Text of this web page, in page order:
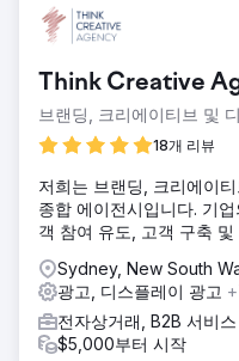
호주의 한 전자상거래 업
광고비를 지출했음에도
Performance Max 캠페인
어력이 제한적이었습니다.
높았고, 예산 배분이 실적
않아 비효율적인 지출과
습니다.
솔루션
심층적인 성과 분석을 통
력임을 확인했습니다. 이
으로 전환했습니다. 캠페
버튼형, 동전형, 충전식 배
습니다. 성과에 따라 예산
카테고리에 더 많은 투자를
Think Creative
브랜딩, 크리에이티브 및
18개 리뷰
저희는 브랜딩, 크리에이
종합 에이전시입니다. 기
객 참여 유도, 고객 구축
Sydney, New South
광고, 디스플레이 광고
전자상거래, B2B 서비스
$5,000부터 시작